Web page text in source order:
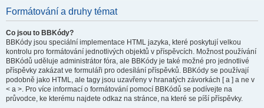
Formátování a druhy témat
Co jsou to BBKódy?
BBKódy jsou speciální implementace HTML jazyka, které poskytují velkou
kontrolu pro formátování jednotlivých objektů v příspěvcích. Možnost používání
BBKódů uděluje administrátor fóra, ale BBKódy je také možné pro jednotlivé
příspěvky zakázat ve formuláři pro odesílání příspěvků. BBKódy se používají
podobně jako HTML, ale tagy jsou uzavřeny v hranatých závorkách [ a ] a ne v
< a >. Pro více informací o formátování pomocí BBKódů se podívejte na
průvodce, ke kterému najdete odkaz na stránce, na které se píší příspěvky.